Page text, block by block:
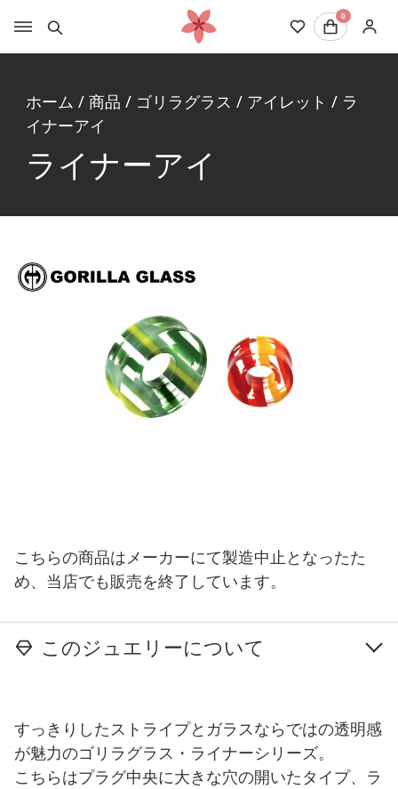
0
ホーム / 商品 / ゴリラグラス / アイレット / ラ
イナーアイ
ライナーアイ
こちらの商品はメーカーにて製造中止となったた
め、当店でも販売を終了しています。
このジュエリーについて
すっきりしたストライプとガラスならではの透明感
が魅力のゴリラグラス・ライナーシリーズ。
こちらはプラグ中央に大きな穴の開いたタイプ、ラ